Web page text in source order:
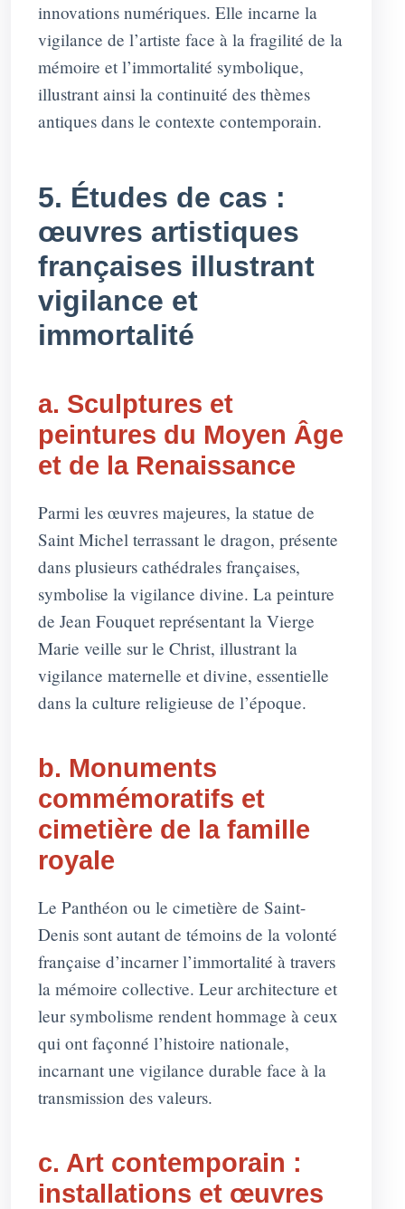
innovations numériques. Elle incarne la
vigilance de l’artiste face à la fragilité de la
mémoire et l’immortalité symbolique,
illustrant ainsi la continuité des thèmes
antiques dans le contexte contemporain.
5. Études de cas :
œuvres artistiques
françaises illustrant
vigilance et
immortalité
a. Sculptures et
peintures du Moyen Âge
et de la Renaissance
Parmi les œuvres majeures, la statue de
Saint Michel terrassant le dragon, présente
dans plusieurs cathédrales françaises,
symbolise la vigilance divine. La peinture
de Jean Fouquet représentant la Vierge
Marie veille sur le Christ, illustrant la
vigilance maternelle et divine, essentielle
dans la culture religieuse de l’époque.
b. Monuments
commémoratifs et
cimetière de la famille
royale
Le Panthéon ou le cimetière de Saint-
Denis sont autant de témoins de la volonté
française d’incarner l’immortalité à travers
la mémoire collective. Leur architecture et
leur symbolisme rendent hommage à ceux
qui ont façonné l’histoire nationale,
incarnant une vigilance durable face à la
transmission des valeurs.
c. Art contemporain :
installations et œuvres